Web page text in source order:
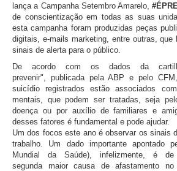
lança a Campanha Setembro Amarelo,
de conscientização em todas as suas
esta campanha foram produzidas peças
digitais, e-mails marketing, entre outras, que
sinais de alerta para o público.
De acordo com os dados da
prevenir", publicada pela ABP e pelo
suicídio registrados estão associados
mentais, que podem ser tratadas, seja
doença ou por auxílio de familiares e
desses fatores é fundamental e pode ajudar.
Um dos focos este ano é observar os sinais
trabalho. Um dado importante apontado
Mundial da Saúde), infelizmente, é
segunda maior causa de afastamento